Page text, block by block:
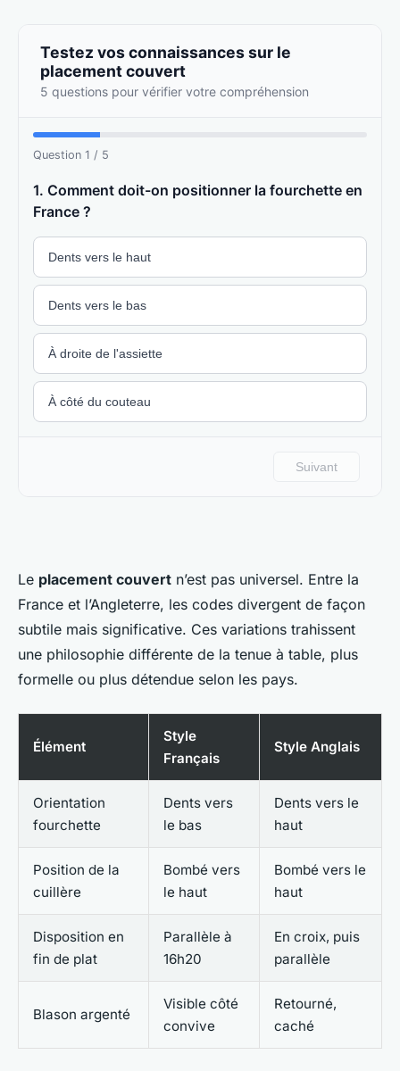
Le placement couvert n’est pas universel. Entre la
France et l’Angleterre, les codes divergent de façon
subtile mais significative. Ces variations trahissent
une philosophie différente de la tenue à table, plus
formelle ou plus détendue selon les pays.
Élément
Style
Français
Style Anglais
Orientation
fourchette
Dents vers
le bas
Dents vers le
haut
Position de la
cuillère
Bombé vers
le haut
Bombé vers le
haut
Disposition en
fin de plat
Parallèle à
16h20
En croix, puis
parallèle
Blason argenté
Visible côté
convive
Retourné,
caché